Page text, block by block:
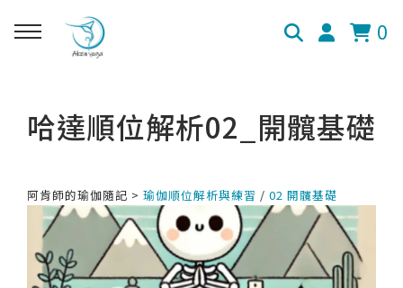
0
哈達順位解析02_開髖基礎
阿肯師的瑜伽隨記 > 瑜伽順位解析與練習 / 02 開髖基礎